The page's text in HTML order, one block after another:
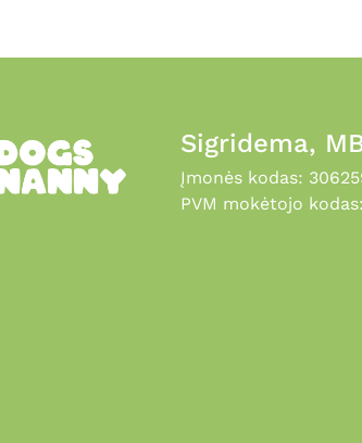
Sigridema,
Įmonės kodas:
PVM mokėtojo